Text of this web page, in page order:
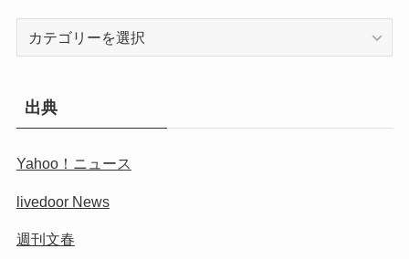
リ
出典
Yahoo！ニュース
livedoor News
週刊文春